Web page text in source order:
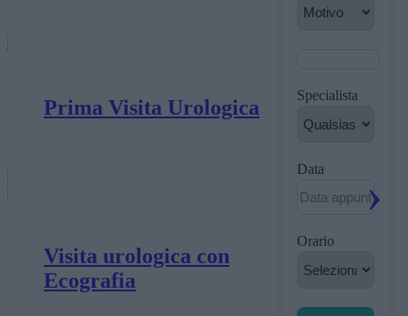
Specialista
Data
Orario
Prima Visita Urologica
Visita urologica con
Ecografia